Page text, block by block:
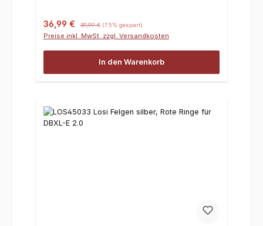
Verkaufspreis:
36,99 € 39,99 € (7.5% gespart)
Preise inkl. MwSt. zzgl. Versandkosten
In den Warenkorb